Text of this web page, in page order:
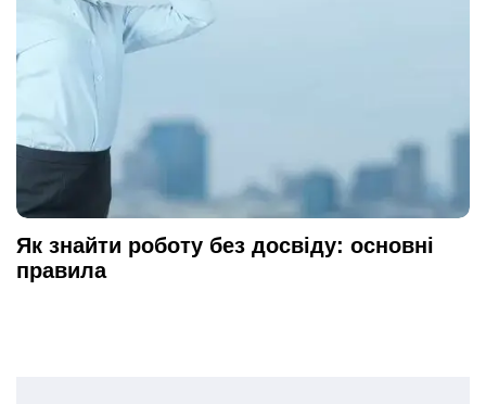
Як знайти роботу без досвіду: основні
правила